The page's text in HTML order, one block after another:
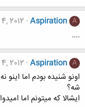
A
Aspiration
2012
....
A
Aspiration
2012
اونو شنیده بودم اما
شه؟
ایشالا که میتونم اما